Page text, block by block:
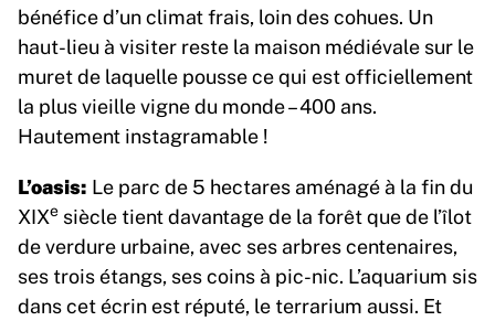
bénéfice d’un climat frais, loin des cohues. Un
haut-lieu à visiter reste la maison médiévale sur le
muret de laquelle pousse ce qui est officiellement
la plus vieille vigne du monde – 400 ans.
Hautement instagramable !
L’oasis: Le parc de 5 hectares aménagé à la fin du
XIXe siècle tient davantage de la forêt que de l’îlot
de verdure urbaine, avec ses arbres centenaires,
ses trois étangs, ses coins à pic-nic. L’aquarium sis
dans cet écrin est réputé, le terrarium aussi. Et